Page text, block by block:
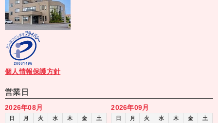
個人情報保護方針
営業日
2026年08月
日 月 火 水 木 金 土
2026年09月
日 月 火 水 木 金 土